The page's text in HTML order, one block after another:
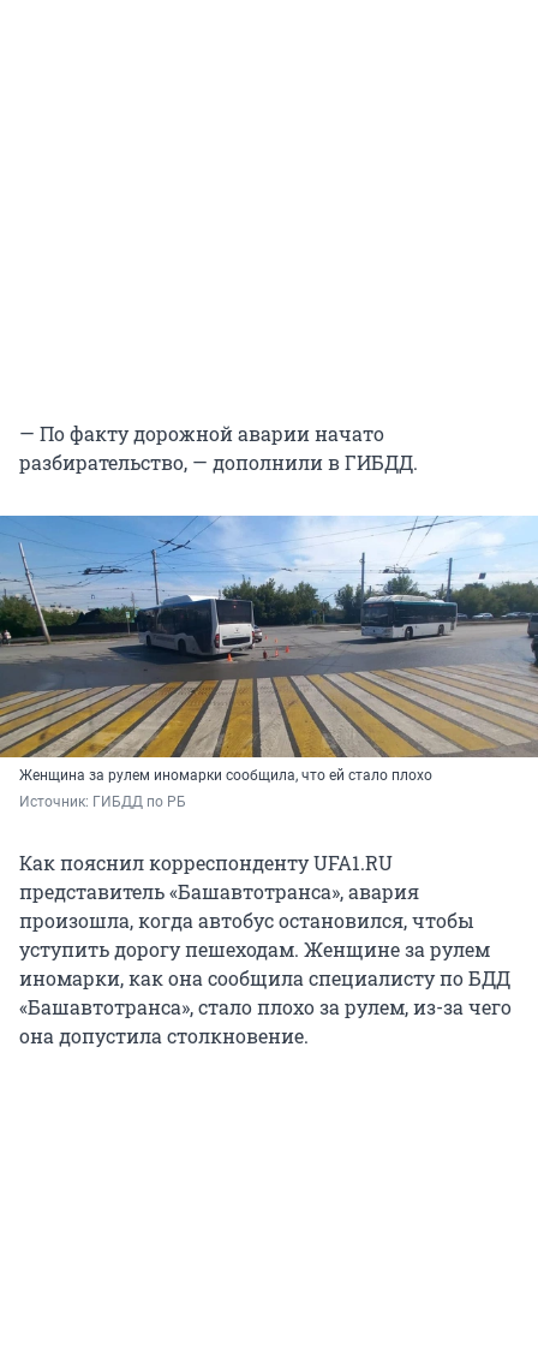
— По факту дорожной аварии начато
разбирательство, — дополнили в ГИБДД.
Женщина за рулем иномарки сообщила, что ей стало плохо
Источник: ГИБДД по РБ
Как пояснил корреспонденту UFA1.RU
представитель «Башавтотранса», авария
произошла, когда автобус остановился, чтобы
уступить дорогу пешеходам. Женщине за рулем
иномарки, как она сообщила специалисту по БДД
«Башавтотранса», стало плохо за рулем, из-за чего
она допустила столкновение.